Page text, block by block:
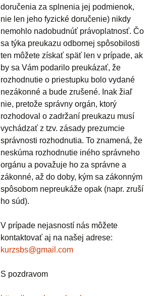
doručenia za splnenia jej podmienok,
nie len jeho fyzické doručenie) nikdy
nemohlo nadobudnúť právoplatnosť. Čo
sa týka preukazu odbornej spôsobilosti
ten môžete získať späť len v prípade, ak
by sa Vám podarilo preukázať, že
rozhodnutie o priestupku bolo vydané
nezákonné a bude zrušené. Inak žiaľ
nie, pretože správny orgán, ktorý
rozhodoval o zadržaní preukazu musí
vychádzať z tzv. zásady prezumcie
správnosti rozhodnutia. To znamená, že
neskúma rozhodnutie iného správneho
orgánu a považuje ho za správne a
zákonné, až do doby, kým sa zákonným
spôsobom nepreukáže opak (napr. zruší
ho súd).
V prípade nejasností nás môžete
kontaktovať aj na našej adrese:
kurzsbs@gmail.com
S pozdravom